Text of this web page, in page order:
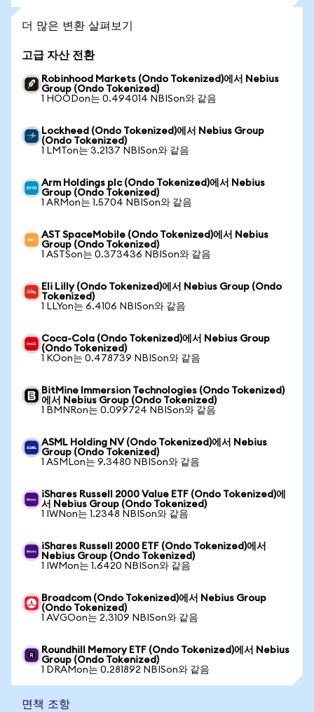
더 많은 변환 살펴보기
고급 자산 전환
Robinhood Markets (Ondo Tokenized)에서 Nebius
Group (Ondo Tokenized)
1 HOODon는 0.494014 NBISon와 같음
Lockheed (Ondo Tokenized)에서 Nebius Group
(Ondo Tokenized)
1 LMTon는 3.2137 NBISon와 같음
Arm Holdings plc (Ondo Tokenized)에서 Nebius
Group (Ondo Tokenized)
1 ARMon는 1.5704 NBISon와 같음
AST SpaceMobile (Ondo Tokenized)에서 Nebius
Group (Ondo Tokenized)
1 ASTSon는 0.373436 NBISon와 같음
Eli Lilly (Ondo Tokenized)에서 Nebius Group (Ondo
Tokenized)
1 LLYon는 6.4106 NBISon와 같음
Coca-Cola (Ondo Tokenized)에서 Nebius Group
(Ondo Tokenized)
1 KOon는 0.478739 NBISon와 같음
BitMine Immersion Technologies (Ondo Tokenized)
에서 Nebius Group (Ondo Tokenized)
1 BMNRon는 0.099724 NBISon와 같음
ASML Holding NV (Ondo Tokenized)에서 Nebius
Group (Ondo Tokenized)
1 ASMLon는 9.3480 NBISon와 같음
iShares Russell 2000 Value ETF (Ondo Tokenized)에
서 Nebius Group (Ondo Tokenized)
1 IWNon는 1.2348 NBISon와 같음
iShares Russell 2000 ETF (Ondo Tokenized)에서
Nebius Group (Ondo Tokenized)
1 IWMon는 1.6420 NBISon와 같음
Broadcom (Ondo Tokenized)에서 Nebius Group
(Ondo Tokenized)
1 AVGOon는 2.3109 NBISon와 같음
Roundhill Memory ETF (Ondo Tokenized)에서 Nebius
Group (Ondo Tokenized)
1 DRAMon는 0.281892 NBISon와 같음
면책 조항